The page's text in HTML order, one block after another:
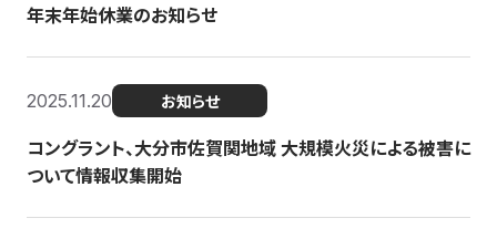
年末年始休業のお知らせ
2025.11.20 お知らせ
コングラント、大分市佐賀関地域 大規模火災による被害に
ついて情報収集開始